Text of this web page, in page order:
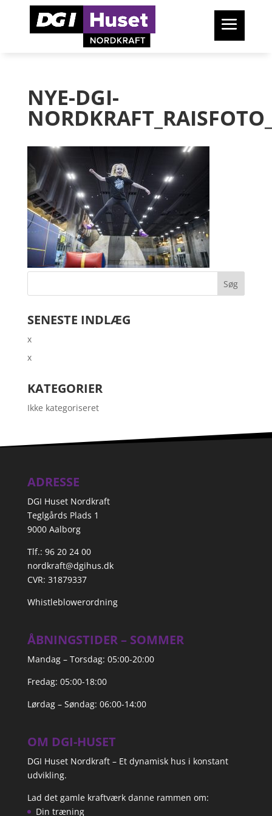
NYE-DGI-
SENESTE INDLÆG
x
x
KATEGORIER
Ikke kategoriseret
ADRESSE
DGI Huset Nordkraft
Teglgårds Plads 1
9000 Aalborg
Tlf.: 96 20 24 00
nordkraft@dgihus.dk
CVR: 31879337
Whistleblowerordning
ÅBNINGSTIDER – SOMMER
Mandag – Torsdag: 05:00-20:00
Fredag: 05:00-18:00
Lørdag – Søndag: 06:00-14:00
OM DGI-HUSET
DGI Huset Nordkraft – Et dynamisk hus i konstant
udvikling.
Lad det gamle kraftværk danne rammen om:
Din træning